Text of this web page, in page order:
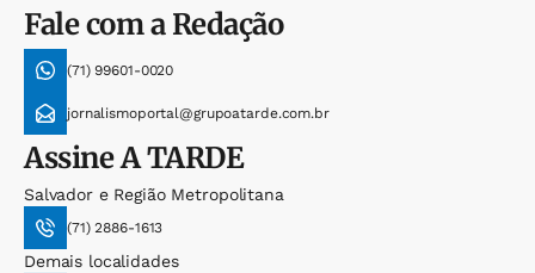
Fale com a Redação
(71) 99601-0020
jornalismoportal@grupoatarde.com.br
AssineA TARDE
Salvador e Região Metropolitana
(71) 2886-1613
Demais localidades